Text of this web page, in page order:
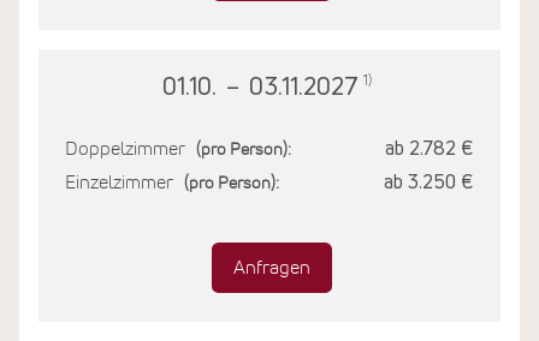
01.10. – 03.11.2027 1)
Doppelzimmer (pro Person):
ab 2.782 €
Einzelzimmer
(pro Person): ab 3.250 €
Anfragen